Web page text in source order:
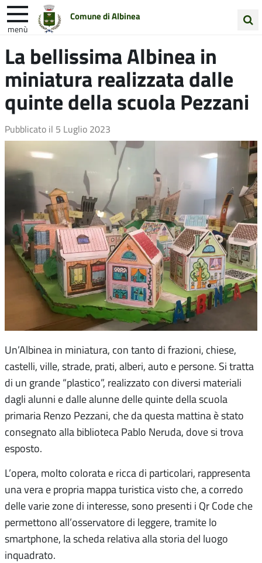
Comune di Albinea
menù
nel
sito
Entra in Comune Vivi Albinea
Unione Colline Matildiche
La bellissima Albinea in
miniatura realizzata dalle
quinte della scuola Pezzani
Pubblicato il 5 Luglio 2023
Un’Albinea in miniatura, con tanto di frazioni, chiese,
castelli, ville, strade, prati, alberi, auto e persone. Si tratta
di un grande “plastico”, realizzato con diversi materiali
dagli alunni e dalle alunne delle quinte della scuola
primaria Renzo Pezzani, che da questa mattina è stato
consegnato alla biblioteca Pablo Neruda, dove si trova
esposto.
L’opera, molto colorata e ricca di particolari, rappresenta
una vera e propria mappa turistica visto che, a corredo
delle varie zone di interesse, sono presenti i Qr Code che
permettono all’osservatore di leggere, tramite lo
smartphone, la scheda relativa alla storia del luogo
inquadrato.